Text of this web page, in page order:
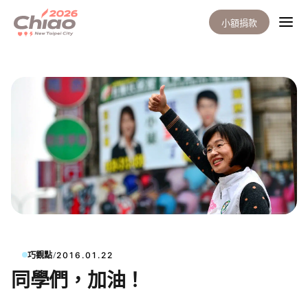
小額捐款
巧觀點/2016.01.22
同學們，加油！